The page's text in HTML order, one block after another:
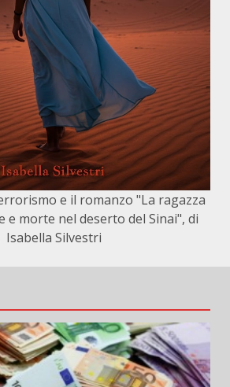
e il romanzo "La ragazza
e morte nel deserto del Sinai", di
Isabella Silvestri